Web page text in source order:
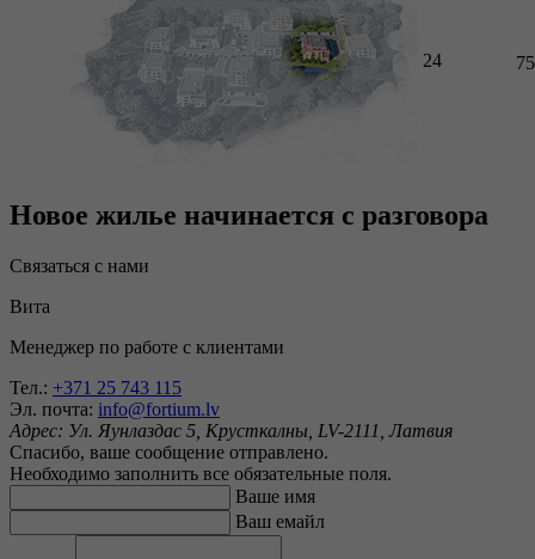
24
Новое жилье начинается с разговора
Связаться с нами
Вита
Менеджер по работе с клиентами
Тел.: +371 25 743 115
Эл. почта: info@fortium.lv
Адрес: Ул. Яунлаздас 5, Крусткалны, LV-2111, Латвия
Спасибо, ваше сообщение отправлено.
Необходимо заполнить все обязательные поля.
Ваше имя
Ваш емайл